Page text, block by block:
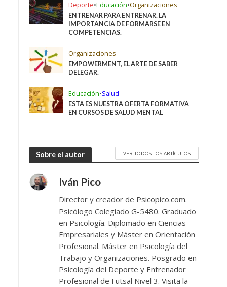
Deporte•Educación•Organizaciones
ENTRENAR PARA ENTRENAR. LA
IMPORTANCIA DE FORMARSE EN
COMPETENCIAS.
Organizaciones
EMPOWERMENT, EL ARTE DE SABER
DELEGAR.
Educación•Salud
ESTA ES NUESTRA OFERTA FORMATIVA
EN CURSOS DE SALUD MENTAL
Sobre el autor VER TODOS LOS ARTÍCULOS
Iván Pico
Director y creador de Psicopico.com.
Psicólogo Colegiado G-5480. Graduado
en Psicología. Diplomado en Ciencias
Empresariales y Máster en Orientación
Profesional. Máster en Psicología del
Trabajo y Organizaciones. Posgrado en
Psicología del Deporte y Entrenador
Profesional de Futsal Nivel 3. Visita la